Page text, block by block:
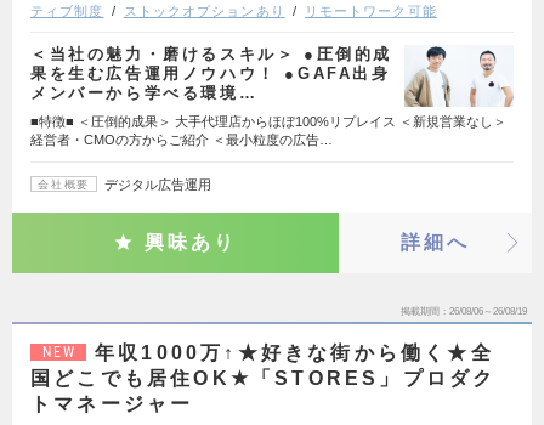
ティブ制度
ストックオプションあり リモートワーク可能
＜当社の魅力・磨けるスキル＞ ●圧倒的成
果を生む広告運用ノウハウ！ ●GAFA出身
メンバーから学べる環境…
■特徴■ ＜圧倒的成果＞ 大手代理店からほぼ100%リプレイス ＜新規営業なし＞
経営者・CMOの方からご紹介 ＜最小粒度の広告…
会社概要 デジタル広告運用
興味あり 詳細へ
掲載期間 26/08/06～26/08/19
NEW
年収1000万↑★好きな街から働く★全
国どこでも居住OK★「STORES」プロダク
トマネージャー